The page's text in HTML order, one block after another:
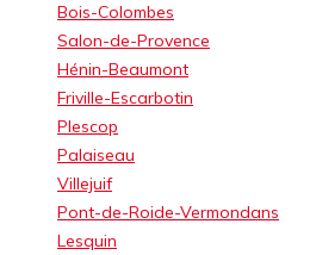
Bois-Colombes
Salon-de-Provence
Hénin-Beaumont
Friville-Escarbotin
Plescop
Palaiseau
Villejuif
Pont-de-Roide-Vermondans
Lesquin